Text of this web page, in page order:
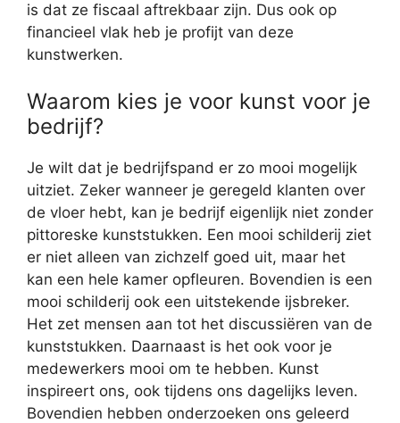
is dat ze fiscaal aftrekbaar zijn. Dus ook op
financieel vlak heb je profijt van deze
kunstwerken.
Waarom kies je voor kunst voor je
bedrijf?
Je wilt dat je bedrijfspand er zo mooi mogelijk
uitziet. Zeker wanneer je geregeld klanten over
de vloer hebt, kan je bedrijf eigenlijk niet zonder
pittoreske kunststukken. Een mooi schilderij ziet
er niet alleen van zichzelf goed uit, maar het
kan een hele kamer opfleuren. Bovendien is een
mooi schilderij ook een uitstekende ijsbreker.
Het zet mensen aan tot het discussiëren van de
kunststukken. Daarnaast is het ook voor je
medewerkers mooi om te hebben. Kunst
inspireert ons, ook tijdens ons dagelijks leven.
Bovendien hebben onderzoeken ons geleerd